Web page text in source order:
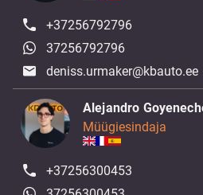
+37256792796
37256792796
deniss.urmaker@kbauto.ee
Alejandro
Müügiesindaja
+37256300453